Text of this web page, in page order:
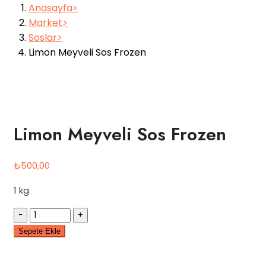
Anasayfa
Market
Soslar
Limon Meyveli Sos Frozen
Limon Meyveli Sos Frozen
₺500,00
1 kg
Quantity
Sepete Ekle